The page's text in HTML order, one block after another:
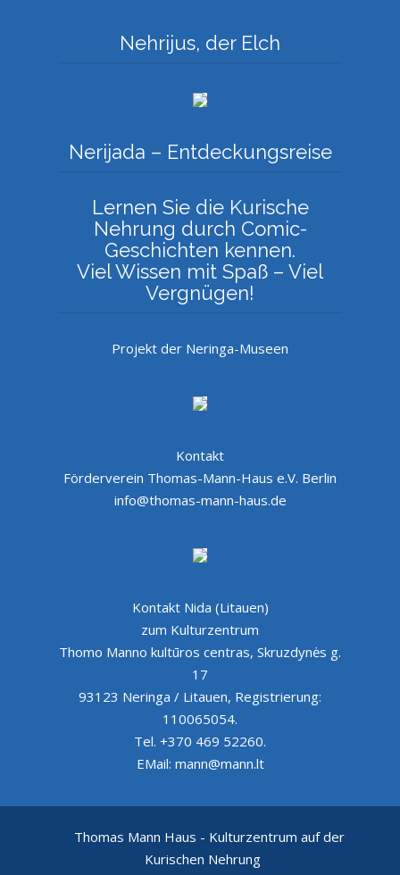
Nehrijus, der Elch
Nerijada – Entdeckungsreise
Lernen Sie die Kurische
Nehrung durch Comic-
Geschichten kennen.
Viel Wissen mit Spaß – Viel
Vergnügen!
Projekt der Neringa-Museen
Kontakt
Förderverein Thomas-Mann-Haus e.V. Berlin
info@thomas-mann-haus.de
Kontakt Nida (Litauen)
zum Kulturzentrum
Thomo Manno kultūros centras, Skruzdynės g.
17
93123 Neringa / Litauen, Registrierung:
110065054.
Tel. +370 469 52260.
EMail: mann@mann.lt
Thomas Mann Haus - Kulturzentrum auf der
Kurischen Nehrung